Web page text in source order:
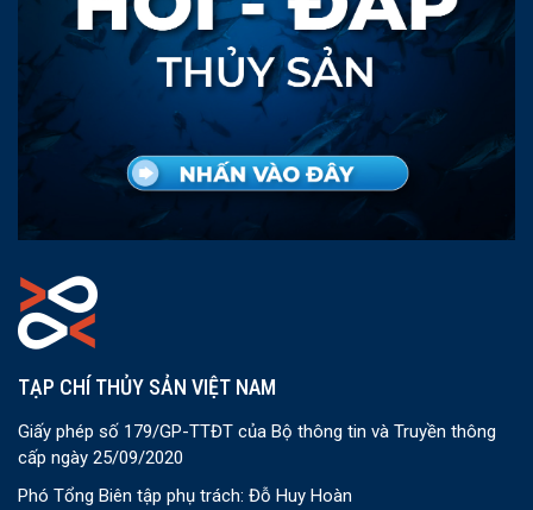
TẠP CHÍ THỦY SẢN VIỆT NAM
Giấy phép số 179/GP-TTĐT của Bộ thông tin và Truyền thông
cấp ngày 25/09/2020
Phó Tổng Biên tập phụ trách: Đỗ Huy Hoàn